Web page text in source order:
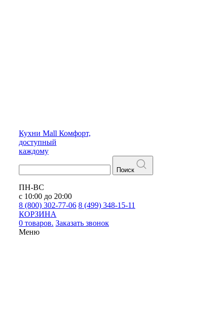
Кухни Mall Комфорт,
доступный
каждому
Поиск
ПН-ВС
с 10:00 до 20:00
8 (800) 302-77-06 8 (499) 348-15-11
КОРЗИНА
0 товаров. Заказать звонок
Меню